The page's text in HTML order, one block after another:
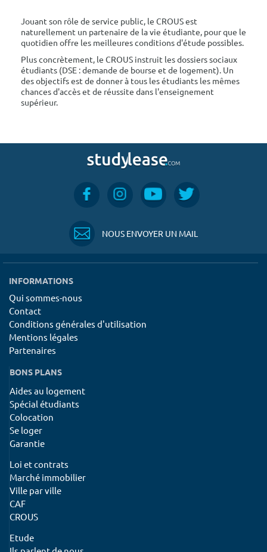
Jouant son rôle de service public, le CROUS est
naturellement un partenaire de la vie étudiante, pour que le
quotidien offre les meilleures conditions d'étude possibles.
Plus concrètement, le CROUS instruit les dossiers sociaux
étudiants (DSE : demande de bourse et de logement). Un
des objectifs est de donner à tous les étudiants les mêmes
chances d'accès et de réussite dans l'enseignement
supérieur.
NOUS ENVOYER UN MAIL
INFORMATIONS
Qui sommes-nous
Contact
Conditions générales d'utilisation
Mentions légales
Partenaires
BONS PLANS
Aides au logement
Spécial étudiants
Colocation
Se loger
Garantie
Loi et contrats
Marché immobilier
Ville par ville
CAF
CROUS
Etude